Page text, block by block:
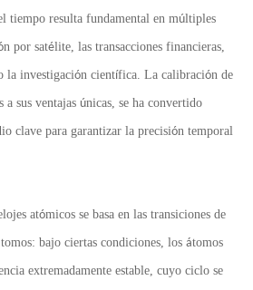
tiempo resulta fundamental en múltiples
n por satélite, las transacciones financieras,
la investigación científica. La calibración de
a sus ventajas únicas, se ha convertido
clave para garantizar la precisión temporal
atómicos se basa en las transiciones de
tomos: bajo ciertas condiciones, los átomos
extremadamente estable, cuyo ciclo se